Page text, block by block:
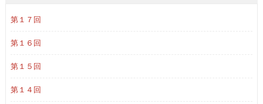
第１７回
第１６回
第１５回
第１４回